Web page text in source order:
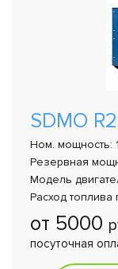
SDMO
Ном. мощность:
Резервная
Модель
Расход топлива
от 5000
посуточная